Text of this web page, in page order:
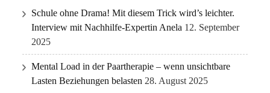
Schule ohne Drama! Mit diesem Trick wird’s leichter.
Interview mit Nachhilfe-Expertin Anela 12. September
2025
Mental Load in der Paartherapie – wenn unsichtbare
Lasten Beziehungen belasten 28. August 2025